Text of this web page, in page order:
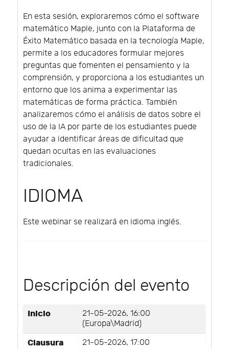
En esta sesión, exploraremos cómo el software
matemático Maple, junto con la Plataforma de
Éxito Matemático basada en la tecnología Maple,
permite a los educadores formular mejores
preguntas que fomenten el pensamiento y la
comprensión, y proporciona a los estudiantes un
entorno que los anima a experimentar las
matemáticas de forma práctica. También
analizaremos cómo el análisis de datos sobre el
uso de la IA por parte de los estudiantes puede
ayudar a identificar áreas de dificultad que
quedan ocultas en las evaluaciones
tradicionales.
IDIOMA
Este webinar se realizará en idioma inglés.
Descripción del evento
Inicio
21-05-2026, 16:00
(Europa\Madrid)
Clausura
21-05-2026, 17:00